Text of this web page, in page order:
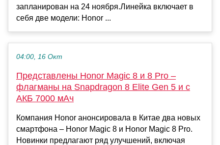
запланирован на 24 ноября.Линейка включает в
себя две модели: Honor ...
04:00, 16 Окт
Представлены Honor Magic 8 и 8 Pro –
флагманы на Snapdragon 8 Elite Gen 5 и с
АКБ 7000 мАч
Компания Honor анонсировала в Китае два новых
смартфона – Honor Magic 8 и Honor Magic 8 Pro.
Новинки предлагают ряд улучшений, включая